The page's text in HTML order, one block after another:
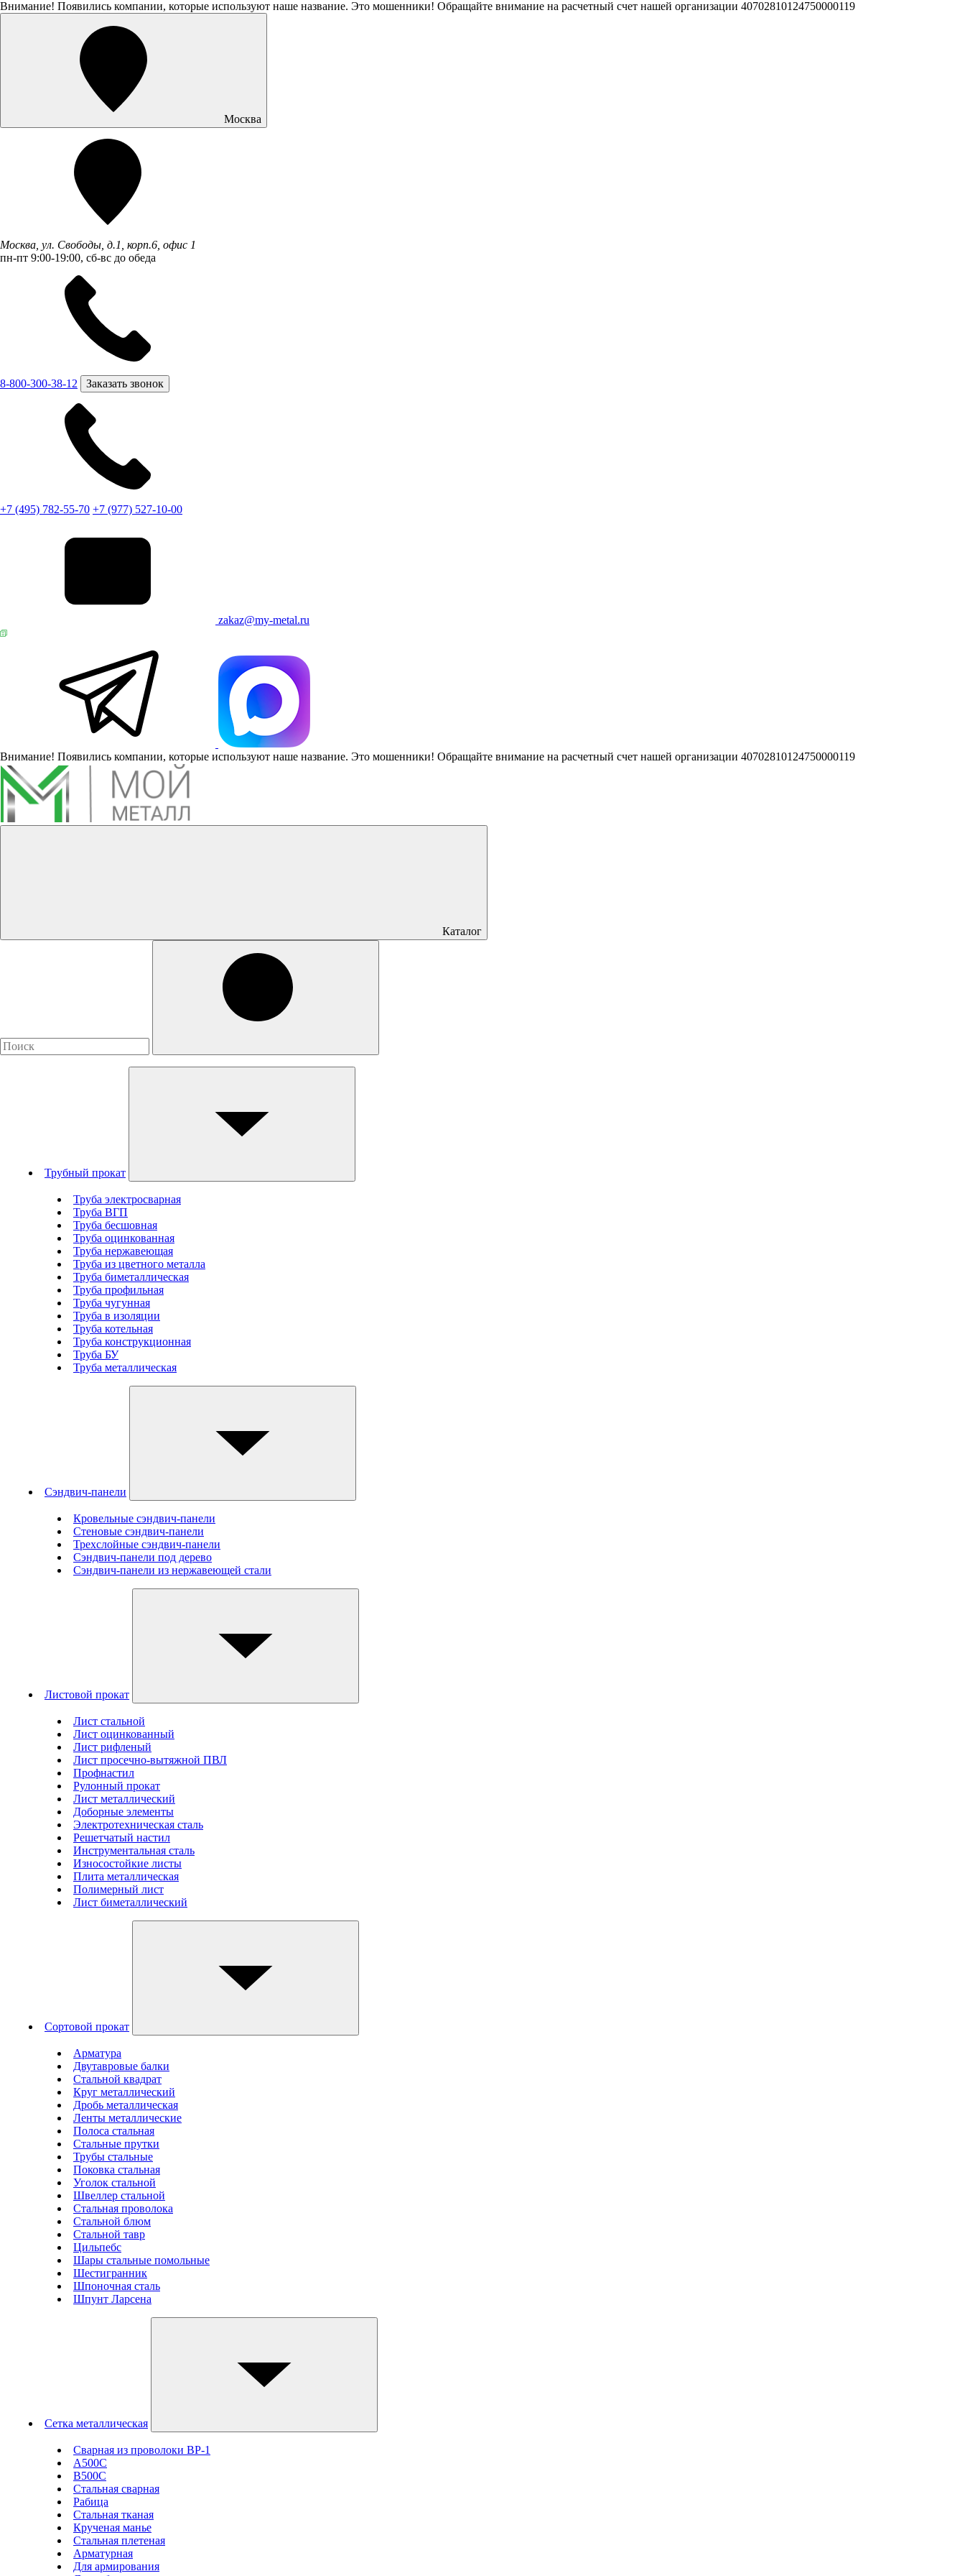
Внимание! Появились компании, которые используют наше название. Это мошенники! Обращайте внимание на расчетный счет нашей организации 40702810124750000119
Москва
Москва, ул. Свободы, д.1, корп.6, офис 1
пн-пт 9:00-19:00, сб-вс до обеда
8-800-300-38-12 Заказать звонок
+7 (495) 782-55-70 +7 (977) 527-10-00
zakaz@my-metal.ru
Внимание! Появились компании, которые используют наше название. Это мошенники! Обращайте внимание на расчетный счет нашей организации 40702810124750000119
Каталог
Трубный прокат
Труба электросварная
Труба ВГП
Труба бесшовная
Труба оцинкованная
Труба нержавеющая
Труба из цветного металла
Труба биметаллическая
Труба профильная
Труба чугунная
Труба в изоляции
Труба котельная
Труба конструкционная
Труба БУ
Труба металлическая
Сэндвич-панели
Кровельные сэндвич-панели
Стеновые cэндвич-панели
Трехслойные сэндвич-панели
Сэндвич-панели под дерево
Сэндвич-панели из нержавеющей стали
Листовой прокат
Лист стальной
Лист оцинкованный
Лист рифленый
Лист просечно-вытяжной ПВЛ
Профнастил
Рулонный прокат
Лист металлический
Доборные элементы
Электротехническая сталь
Решетчатый настил
Инструментальная сталь
Износостойкие листы
Плита металлическая
Полимерный лист
Лист биметаллический
Сортовой прокат
Арматура
Двутавровые балки
Стальной квадрат
Круг металлический
Дробь металлическая
Ленты металлические
Полоса стальная
Стальные прутки
Трубы стальные
Поковка стальная
Уголок стальной
Швеллер стальной
Стальная проволока
Стальной блюм
Стальной тавр
Цильпебс
Шары стальные помольные
Шестигранник
Шпоночная сталь
Шпунт Ларсена
Сетка металлическая
Сварная из проволоки ВР-1
А500С
В500С
Стальная сварная
Рабица
Стальная тканая
Крученая манье
Стальная плетеная
Арматурная
Для армирования